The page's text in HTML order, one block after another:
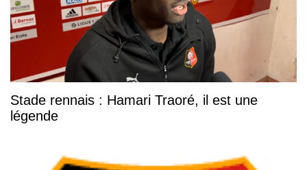
Stade rennais : Hamari Traoré, il est une
légende